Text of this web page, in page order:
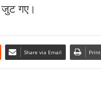
गए।
Share via Email Print